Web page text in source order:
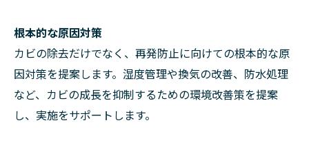
根本的な原因対策
カビの除去だけでなく、再発防止に向けての根本的な原
因対策を提案します。湿度管理や換気の改善、防水処理
など、カビの成長を抑制するための環境改善策を提案
し、実施をサポートします。